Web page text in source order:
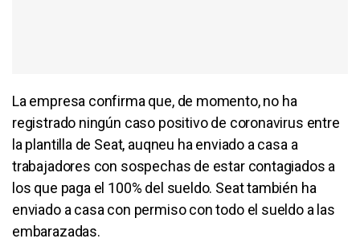
La empresa confirma que, de momento, no ha
registrado ningún caso positivo de coronavirus entre
la plantilla de Seat, auqneu ha enviado a casa a
trabajadores con sospechas de estar contagiados a
los que paga el 100% del sueldo. Seat también ha
enviado a casa con permiso con todo el sueldo a las
embarazadas.